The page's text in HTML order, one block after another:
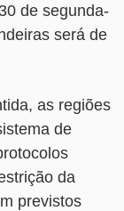
de segunda-
será de
as regiões
de
da
previstos